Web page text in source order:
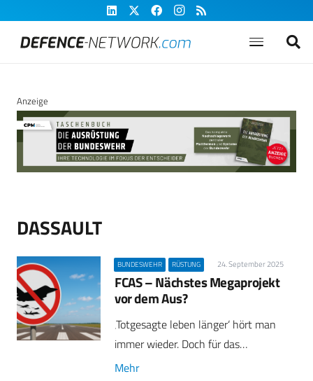
Anzeige
DASSAULT
BUNDESWEHR RÜSTUNG 24. September 2025
FCAS – Nächstes Megaprojekt
vor dem Aus?
‚Totgesagte leben länger‘ hört man
immer wieder. Doch für das…
Mehr